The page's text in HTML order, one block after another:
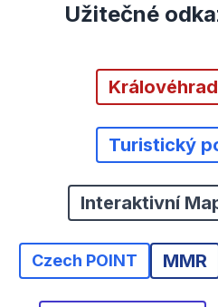
Užitečné
Turistický
Interaktivní
Czech POINT MMR